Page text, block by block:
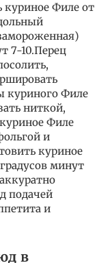
куриное Филе от
7-10.Перец
куриного Филе
ниткой,
Филе
и
куриное
минут
подачей
и
в